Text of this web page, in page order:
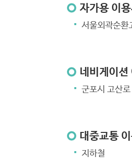
자가용 이용
서울외곽순환
네비게이션
군포시 고산
대중교통 이
지하철